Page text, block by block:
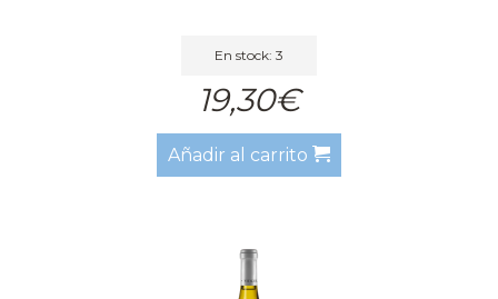
En stock: 3
19,30€
Añadir al carrito